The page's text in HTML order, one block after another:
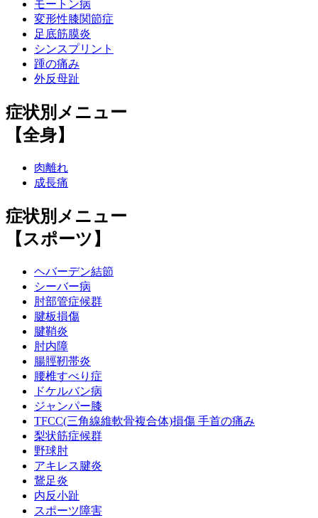
モートン病
変形性膝関節症
足底筋膜炎
シンスプリント
踵の痛み
外反母趾
症状別メニュー
【全身】
肉離れ
成長痛
症状別メニュー
【スポーツ】
ヘバーデン結節
シーバー病
肘部管症候群
腱板損傷
腱鞘炎
肘内障
腸脛靭帯炎
腰椎すべり症
ドケルバン病
ジャンパー膝
TFCC(三角線維軟骨複合体)損傷 手首の痛み
梨状筋症候群
野球肘
アキレス腱炎
鵞足炎
内反小趾
スポーツ障害